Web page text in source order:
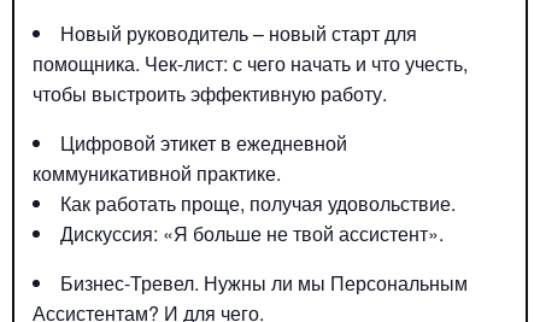
Новый руководитель – новый старт для
помощника. Чек-лист: с чего начать и что учесть,
чтобы выстроить эффективную работу.
Цифровой этикет в ежедневной
коммуникативной практике.
Как работать проще, получая удовольствие.
Дискуссия: «Я больше не твой ассистент».
Бизнес-Тревел. Нужны ли мы Персональным
Ассистентам? И для чего.